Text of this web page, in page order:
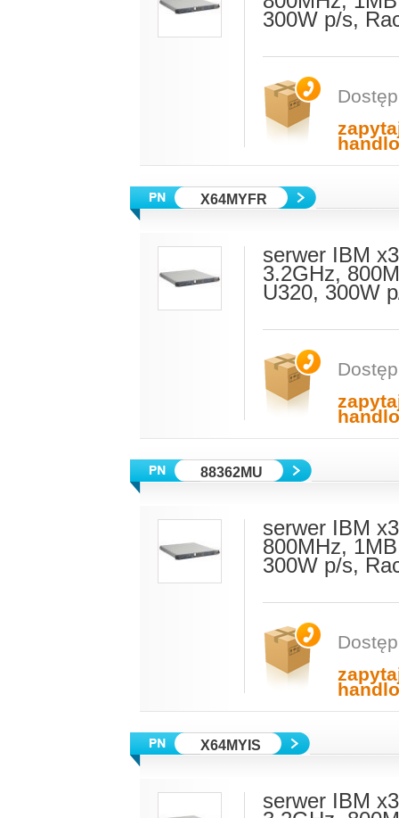
300W p/s,
X64MYFR
serwer IBM
3.2GHz,
U320, 300W
88362MU
serwer IBM
800MHz,
300W p/s,
X64MYIS
serwer IBM